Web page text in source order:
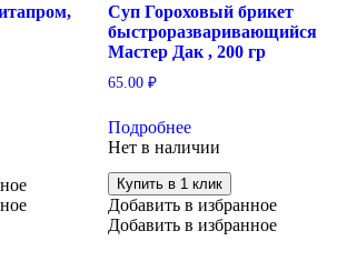
Суп Гороховый брикет
быстроразваривающийся
Мастер Дак , 200 гр
65.00 ₽
Подробнее
Нет в наличии
Купить в 1 клик
Добавить в избранное
Добавить в избранное